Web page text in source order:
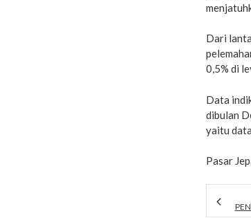
Dari
0,5% di
Data
dibulan
yaitu
Pasar